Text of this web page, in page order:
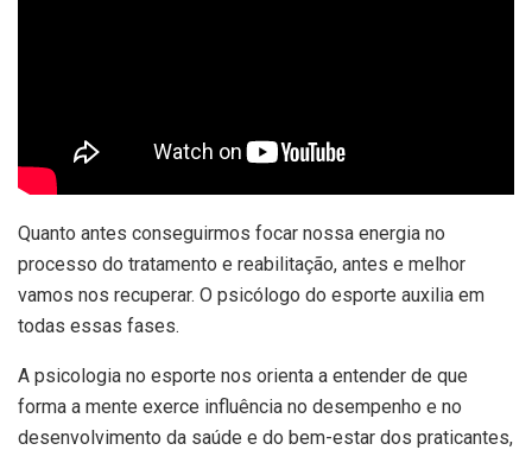
Quanto antes conseguirmos focar nossa energia no
processo do tratamento e reabilitação, antes e melhor
vamos nos recuperar. O psicólogo do esporte auxilia em
todas essas fases.
A psicologia no esporte nos orienta a entender de que
forma a mente exerce influência no desempenho e no
desenvolvimento da saúde e do bem-estar dos praticantes,